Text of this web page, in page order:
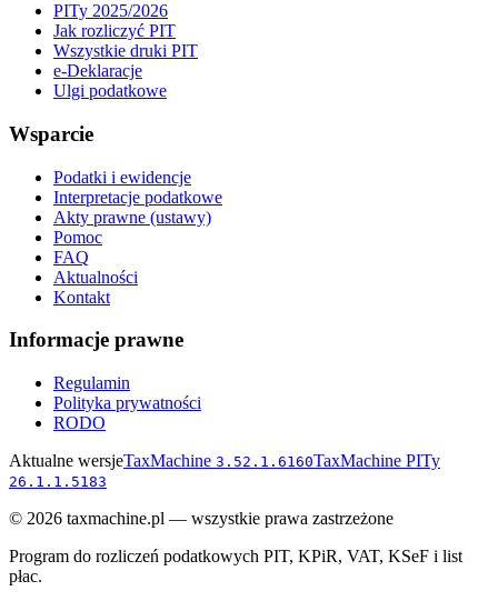
PITy 2025/2026
Jak rozliczyć PIT
Wszystkie druki PIT
e-Deklaracje
Ulgi podatkowe
Wsparcie
Podatki i ewidencje
Interpretacje podatkowe
Akty prawne (ustawy)
Pomoc
FAQ
Aktualności
Kontakt
Informacje prawne
Regulamin
Polityka prywatności
RODO
Aktualne wersjeTaxMachine 3.52.1.6160TaxMachine PITy
26.1.1.5183
© 2026 taxmachine.pl — wszystkie prawa zastrzeżone
Program do rozliczeń podatkowych PIT, KPiR, VAT, KSeF i list
płac.